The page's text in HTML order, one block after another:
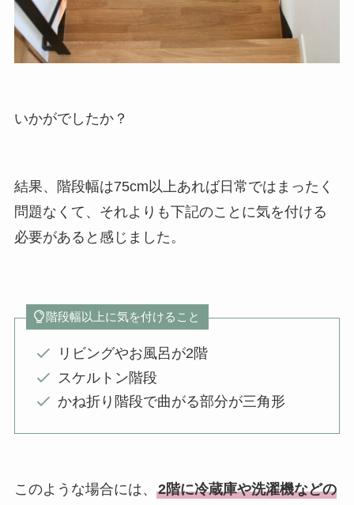
いかがでしたか？
結果、階段幅は75cm以上あれば日常ではまったく
問題なくて、それよりも下記のことに気を付ける
必要があると感じました。
階段幅以上に気を付けること
リビングやお風呂が2階
スケルトン階段
かね折り階段で曲がる部分が三角形
このような場合には、 2階に冷蔵庫や洗濯機などの